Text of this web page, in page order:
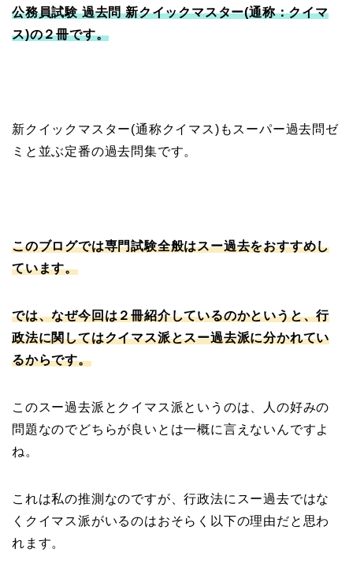
公務員試験 過去問 新クイックマスター(通称：クイマ
ス)の２冊です。
新クイックマスター(通称クイマス)もスーパー過去問ゼ
ミと並ぶ定番の過去問集です。
このブログでは専門試験全般はスー過去をおすすめし
ています。
では、なぜ今回は２冊紹介しているのかというと、行
政法に関してはクイマス派とスー過去派に分かれてい
るからです。
このスー過去派とクイマス派というのは、
人の好みの
問題なのでどちらが良いとは一概に言えないんですよ
ね。
これは私の推測なのですが、行政法にスー過去ではな
くクイマス派がいるのはおそらく以下の理由だと思わ
れます。